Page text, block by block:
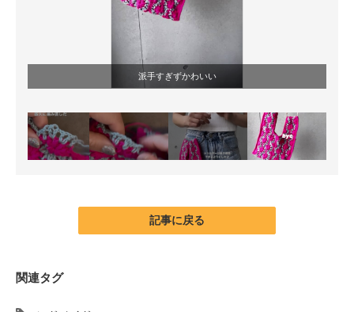
派手すぎずかわいい
記事に戻る
関連タグ